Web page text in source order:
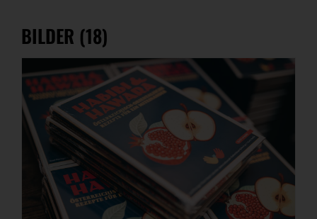
BILDER (18)